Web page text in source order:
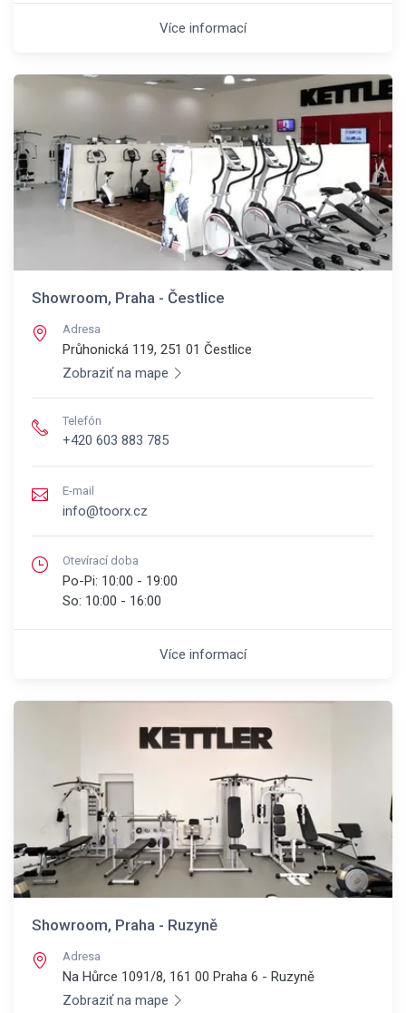
Více informací
Showroom, Praha - Čestlice
Adresa
Průhonická 119, 251 01 Čestlice
Zobraziť na mape
Telefón
+420 603 883 785
E-mail
info@toorx.cz
Otevírací doba
Po-Pi: 10:00 - 19:00
So: 10:00 - 16:00
Více informací
Showroom, Praha - Ruzyně
Adresa
Na Hůrce 1091/8, 161 00 Praha 6 - Ruzyně
Zobraziť na mape